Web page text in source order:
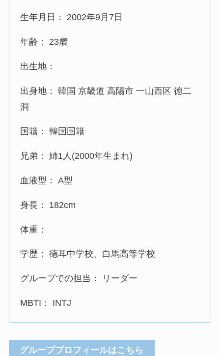
生年月日： 2002年9月7日
年齢： 23歳
出生地：
出身地： 韓国 京畿道 高陽市 一山西区 徳二
洞
国籍： 韓国国籍
兄弟： 姉1人(2000年生まれ)
血液型： A型
身長： 182cm
体重：
学歴： 德耳中学校、白馬高等学校
グループでの担当： リーダー
MBTI： INTJ
グループプロフィールはこちら